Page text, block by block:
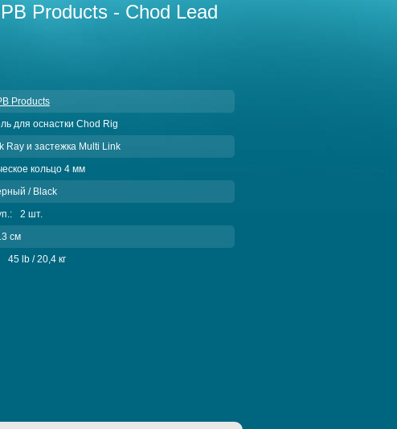
Products - Chod Lead
Products
для оснастки Chod Rig
Ray и застежка Multi Link
кольцо 4 мм
/ Black
2 шт.
см
45 lb / 20,4 кг